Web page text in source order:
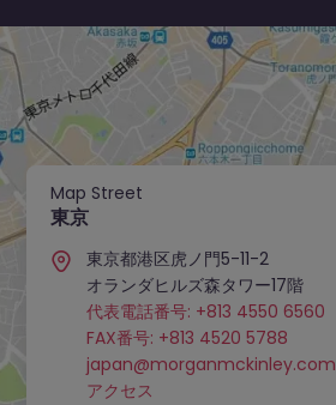
Map Street
東京
東京都港区虎ノ門5-11-2
オランダヒルズ森タワー17階
代表電話番号: +813 4550 6560
FAX番号: +813 4520 5788
japan@morganmckinley.com
アクセス